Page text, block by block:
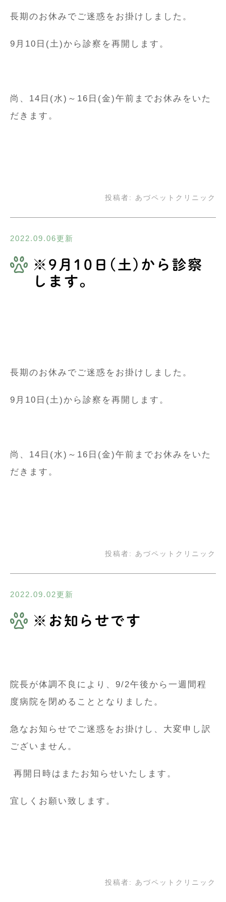
長期のお休みでご迷惑をお掛けしました。
9月10日(土)から診察を再開します。
尚、14日(水)～16日(金)午前までお休みをいた
だきます。
投稿者: あづペットクリニック
2022.09.06更新
※9月10日(土)から診察
します。
長期のお休みでご迷惑をお掛けしました。
9月10日(土)から診察を再開します。
尚、14日(水)～16日(金)午前までお休みをいた
だきます。
投稿者: あづペットクリニック
2022.09.02更新
※お知らせです
院長が体調不良により、9/2午後から一週間程
度病院を閉めることとなりました。
急なお知らせでご迷惑をお掛けし、大変申し訳
ございません。
再開日時はまたお知らせいたします。
宜しくお願い致します。
投稿者: あづペットクリニック